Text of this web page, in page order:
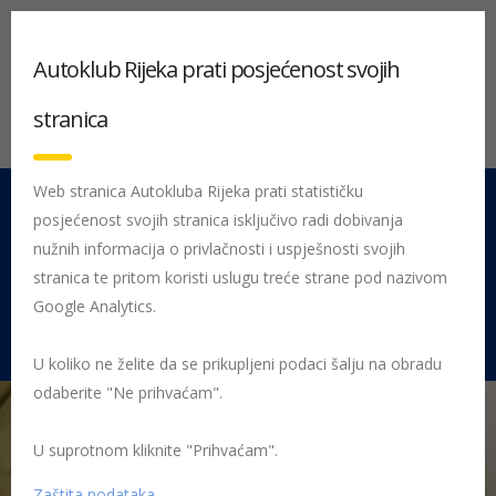
051 212 442 Centrala
Pon - Pet 08:00 - 16:00
Rujevica 9/1, 51000 Rijeka
Početna Posljednje objavljene novosti
Autoklub Rijeka prati posjećenost svojih
stranica
Web stranica Autokluba Rijeka prati statističku
posjećenost svojih stranica isključivo radi dobivanja
nužnih informacija o privlačnosti i uspješnosti svojih
stranica te pritom koristi uslugu treće strane pod nazivom
Google Analytics.
U koliko ne želite da se prikupljeni podaci šalju na obradu
odaberite "Ne prihvaćam".
U suprotnom kliknite "Prihvaćam".